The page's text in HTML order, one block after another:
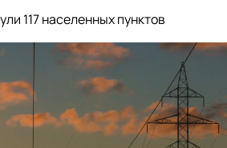
117 населенных пунктов